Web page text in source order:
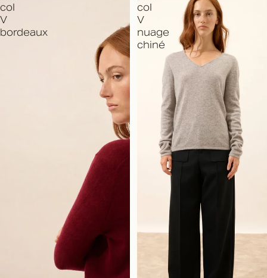
col
V
bordeaux
col
V
nuage
chiné